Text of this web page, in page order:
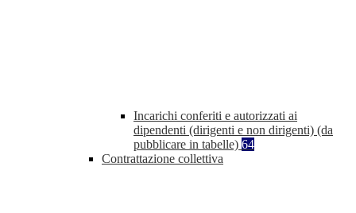
Incarichi conferiti e autorizzati ai
dipendenti (dirigenti e non dirigenti) (da
pubblicare in tabelle) 64
Contrattazione collettiva